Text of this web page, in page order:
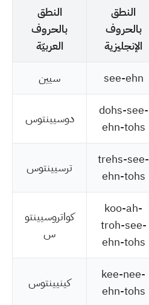
النطق
بالحروف
الإنجليزية
النطق
بالحروف
العربيّة
see-ehn سيين
dohs-see-
ehn-tohs
دوسيينتوس
trehs-see-
ehn-tohs
ترسيينتوس
koo-ah-
troh-see-
ehn-tohs
كواتروسيينتو
س
kee-nee-
ehn-tohs
كينيينتوس